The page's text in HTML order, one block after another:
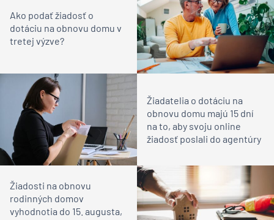
Ako podať žiadosť o
dotáciu na obnovu domu v
tretej výzve?
Žiadatelia o dotáciu na
obnovu domu majú 15 dní
na to, aby svoju online
žiadosť poslali do agentúry
Žiadosti na obnovu
rodinných domov
vyhodnotia do 15. augusta,